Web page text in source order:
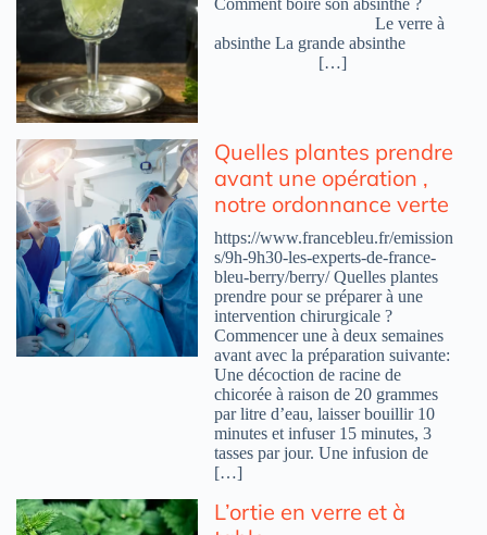
Comment boire son absinthe ?
Le verre à
absinthe La grande absinthe
[…]
Quelles plantes prendre
avant une opération ,
notre ordonnance verte
https://www.francebleu.fr/emission
s/9h-9h30-les-experts-de-france-
bleu-berry/berry/ Quelles plantes
prendre pour se préparer à une
intervention chirurgicale ?
Commencer une à deux semaines
avant avec la préparation suivante:
Une décoction de racine de
chicorée à raison de 20 grammes
par litre d’eau, laisser bouillir 10
minutes et infuser 15 minutes, 3
tasses par jour. Une infusion de
[…]
L’ortie en verre et à